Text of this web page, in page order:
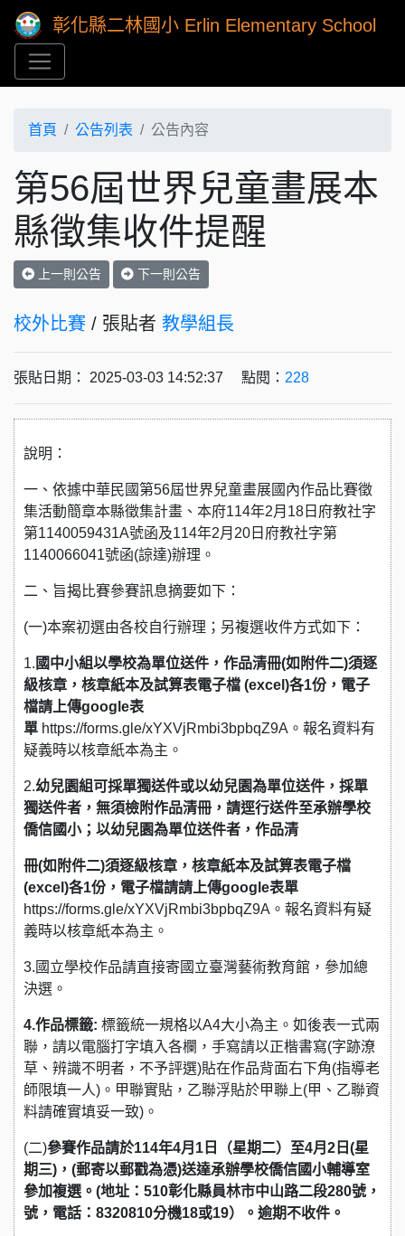
彰化縣二林國小 Erlin Elementary School
首頁 公告列表 公告內容
第56屆世界兒童畫展本
縣徵集收件提醒
上一則公告 下一則公告
校外比賽 / 張貼者 教學組長
張貼日期： 2025-03-03 14:52:37 點閱： 228
說明：
一、依據中華民國第56屆世界兒童畫展國內作品比賽徵
集活動簡章本縣徵集計畫、本府114年2月18日府教社字
第1140059431A號函及114年2月20日府教社字第
1140066041號函(諒達)辦理。
二、旨揭比賽參賽訊息摘要如下：
(一)本案初選由各校自行辦理；另複選收件方式如下：
1. 國中小組以學校為單位送件，作品清冊(如附件二)須逐
級核章，核章紙本及試算表電子檔 (excel)各1份，電子
檔請上傳google表
單 https://forms.gle/xYXVjRmbi3bpbqZ9A。報名資料有
疑義時以核章紙本為主。
2.幼兒園組可採單獨送件或以幼兒園為單位送件，採單
獨送件者，無須檢附作品清冊，請逕行送件至承辦學校
僑信國小；以幼兒園為單位送件者，作品清
冊(如附件二)須逐級核章，核章紙本及試算表電子檔
(excel)各1份，電子檔請請上傳google表單
https://forms.gle/xYXVjRmbi3bpbqZ9A。報名資料有疑
義時以核章紙本為主。
3.國立學校作品請直接寄國立臺灣藝術教育館，參加總
決選。
4.作品標籤: 標籤統一規格以A4大小為主。如後表一式兩
聯，請以電腦打字填入各欄，手寫請以正楷書寫(字跡潦
草、辨識不明者，不予評選)貼在作品背面右下角(指導老
師限填一人)。甲聯實貼，乙聯浮貼於甲聯上(甲、乙聯資
料請確實填妥一致)。
(二)參賽作品請於114年4月1日（星期二）至4月2日(星
期三)，(郵寄以郵戳為憑)送達承辦學校僑信國小輔導室
參加複選。(地址：510彰化縣員林市中山路二段280號，
號，電話：8320810分機18或19）。逾期不收件。